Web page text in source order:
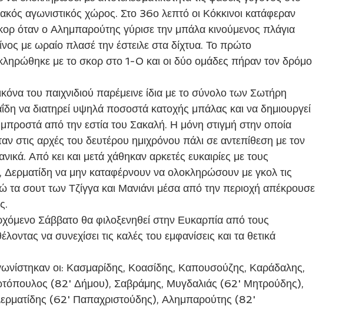
αγωνιστικός χώρος. Στο 36ο λεπτό οι Κόκκινοι κατάφεραν
όταν ο Αλημπαρούτης γύρισε την μπάλα κινούμενος πλάγια
με ωραίο πλασέ την έστειλε στα δίχτυα. Το πρώτο
με το σκορ στο 1-0 και οι δύο ομάδες πήραν τον δρόμο
να διατηρεί υψηλά ποσοστά κατοχής μπάλας και να δημιουργεί
μπροστά από την εστία του Σακαλή. Η μόνη στιγμή στην οποία
στις αρχές του δευτέρου ημιχρόνου πάλι σε αντεπίθεση με τον
Από κει και μετά χάθηκαν αρκετές ευκαιρίες με τους
να μην καταφέρνουν να ολοκληρώσουν με γκολ τις
τα σουτ των Τζίγγα και Μανιάνι μέσα από την περιοχή απέκρουσε
να συνεχίσει τις καλές του εμφανίσεις και τα θετικά
(82' Δήμου), Σαβράμης, Μυγδαλιάς (62' Μητρούδης),
(62' Παπαχριστούδης), Αλημπαρούτης (82'